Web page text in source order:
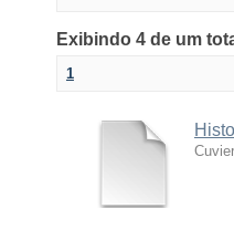
Exibindo 4 de um
1